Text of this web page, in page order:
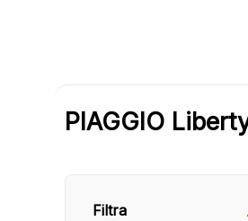
PIAGGIO
Filtra